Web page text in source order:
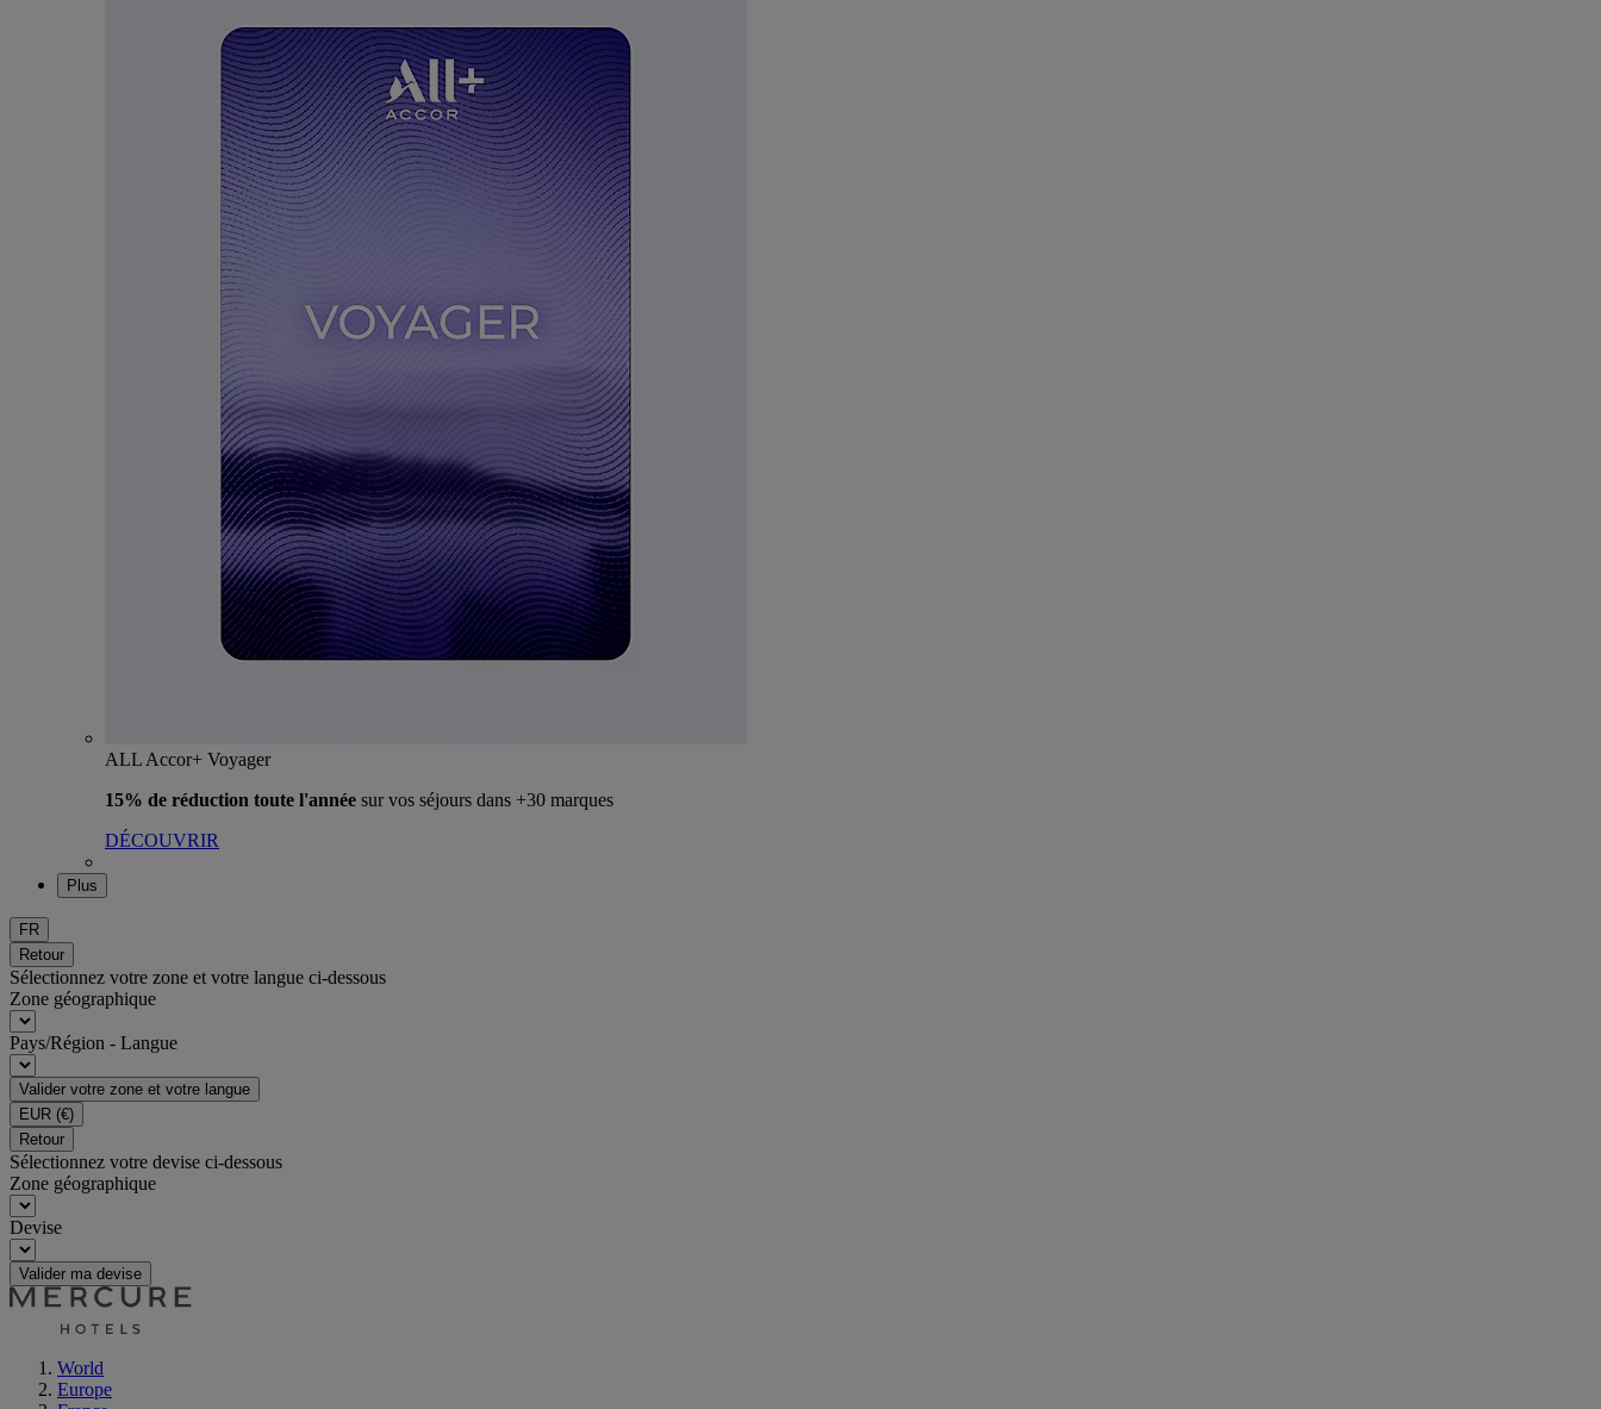
ALL Accor+ Voyager
15% de réduction toute l'année sur vos séjours dans +30 marques
DÉCOUVRIR
Plus
FR
Retour
Sélectionnez votre zone et votre langue ci-dessous
Zone géographique
Pays/Région - Langue
Valider votre zone et votre langue
EUR (€)
Retour
Sélectionnez votre devise ci-dessous
Zone géographique
Devise
Valider ma devise
World
Europe